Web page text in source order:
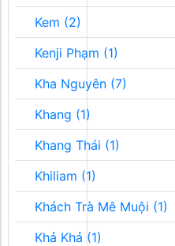
Kem (2)
Kenji Phạm (1)
Kha Nguyên (7)
Khang (1)
Khang Thái (1)
Khiliam (1)
Khách Trà Mê Muội (1)
Khả Khả (1)